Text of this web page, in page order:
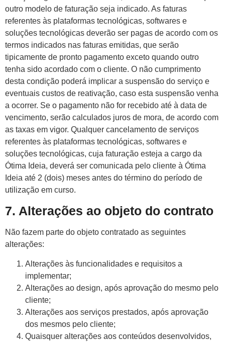
outro modelo de faturação seja indicado. As faturas
referentes às plataformas tecnológicas, softwares e
soluções tecnológicas deverão ser pagas de acordo com os
termos indicados nas faturas emitidas, que serão
tipicamente de pronto pagamento exceto quando outro
tenha sido acordado com o cliente. O não cumprimento
desta condição poderá implicar a suspensão do serviço e
eventuais custos de reativação, caso esta suspensão venha
a ocorrer. Se o pagamento não for recebido até à data de
vencimento, serão calculados juros de mora, de acordo com
as taxas em vigor. Qualquer cancelamento de serviços
referentes às plataformas tecnológicas, softwares e
soluções tecnológicas, cuja faturação esteja a cargo da
Ótima Ideia, deverá ser comunicada pelo cliente à Ótima
Ideia até 2 (dois) meses antes do término do período de
utilização em curso.
7. Alterações ao objeto do contrato
Não fazem parte do objeto contratado as seguintes
alterações:
Alterações às funcionalidades e requisitos a
implementar;
Alterações ao design, após aprovação do mesmo pelo
cliente;
Alterações aos serviços prestados, após aprovação
dos mesmos pelo cliente;
Quaisquer alterações aos conteúdos desenvolvidos,